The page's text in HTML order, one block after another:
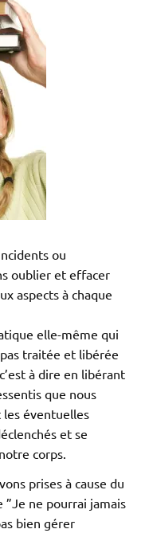
ou
oublier et effacer
aspects à chaque
elle-même qui
traitée et libérée
à dire en libérant
que nous
les éventuelles
et se
corps.
prises à cause du
”Je ne pourrai jamais
bien gérer